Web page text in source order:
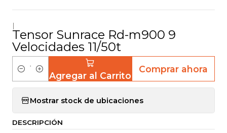
|
Tensor Sunrace Rd-m900 9
Velocidades 11/50t
a
t
i
Agregar al Carrito
Comprar ahora
Mostrar stock de ubicaciones
DESCRIPCIÓN